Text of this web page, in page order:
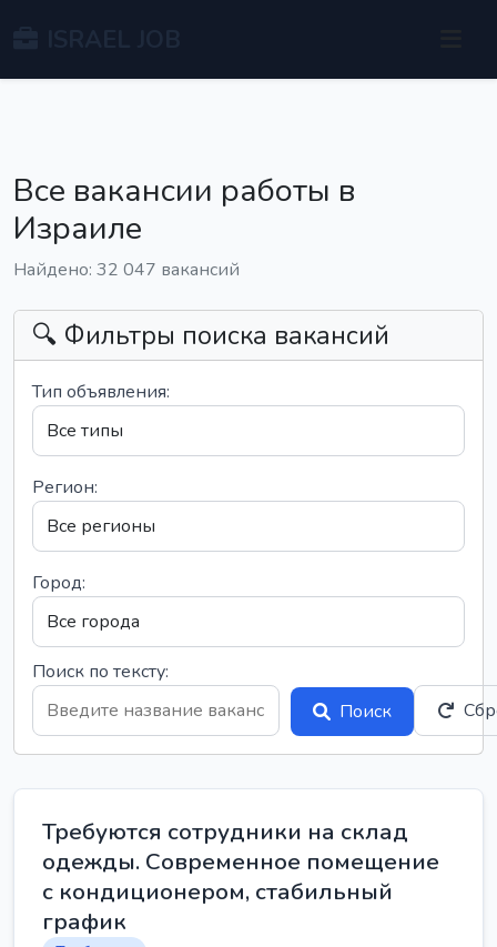
Все вакансии работы в
Израиле
Найдено: 32 047 вакансий
🔍 Фильтры поиска вакансий
Тип объявления:
Регион:
Город:
Поиск по тексту:
Поиск
Требуются сотрудники на склад
одежды. Современное помещение
с кондиционером, стабильный
график